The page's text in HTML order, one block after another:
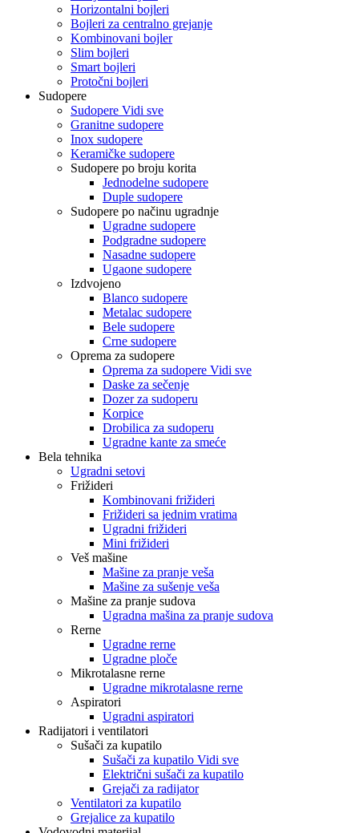
Horizontalni bojleri
Bojleri za centralno grejanje
Kombinovani bojler
Slim bojleri
Smart bojleri
Protočni bojleri
Sudopere
Sudopere Vidi sve
Granitne sudopere
Inox sudopere
Keramičke sudopere
Sudopere po broju korita
Jednodelne sudopere
Duple sudopere
Sudopere po načinu ugradnje
Ugradne sudopere
Podgradne sudopere
Nasadne sudopere
Ugaone sudopere
Izdvojeno
Blanco sudopere
Metalac sudopere
Bele sudopere
Crne sudopere
Oprema za sudopere
Oprema za sudopere Vidi sve
Daske za sečenje
Dozer za sudoperu
Korpice
Drobilica za sudoperu
Ugradne kante za smeće
Bela tehnika
Ugradni setovi
Frižideri
Kombinovani frižideri
Frižideri sa jednim vratima
Ugradni frižideri
Mini frižideri
Veš mašine
Mašine za pranje veša
Mašine za sušenje veša
Mašine za pranje sudova
Ugradna mašina za pranje sudova
Rerne
Ugradne rerne
Ugradne ploče
Mikrotalasne rerne
Ugradne mikrotalasne rerne
Aspiratori
Ugradni aspiratori
Radijatori i ventilatori
Sušači za kupatilo
Sušači za kupatilo Vidi sve
Električni sušači za kupatilo
Grejači za radijator
Ventilatori za kupatilo
Grejalice za kupatilo